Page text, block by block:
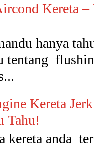
Kereta
hanya
tentang
Kereta
Tahu!
kereta anda